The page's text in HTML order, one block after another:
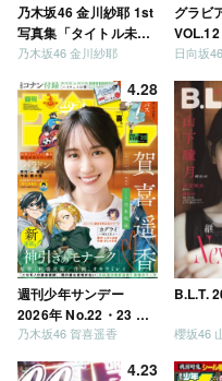
乃木坂46 金川紗耶 1st
写真集「タイトル未
定」
乃木坂46 金川紗耶
グラビ
リーズ
4.28
週刊少年サンデー
2026年 No.22・23 合
併号
乃木坂46 賀喜遥香
B.L.T.
4.23